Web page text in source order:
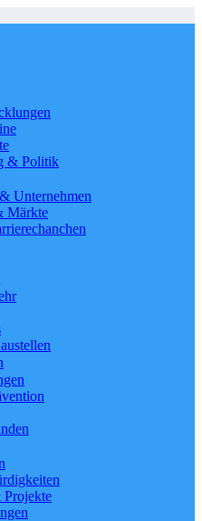
& Politik
Unternehmen
Märkte